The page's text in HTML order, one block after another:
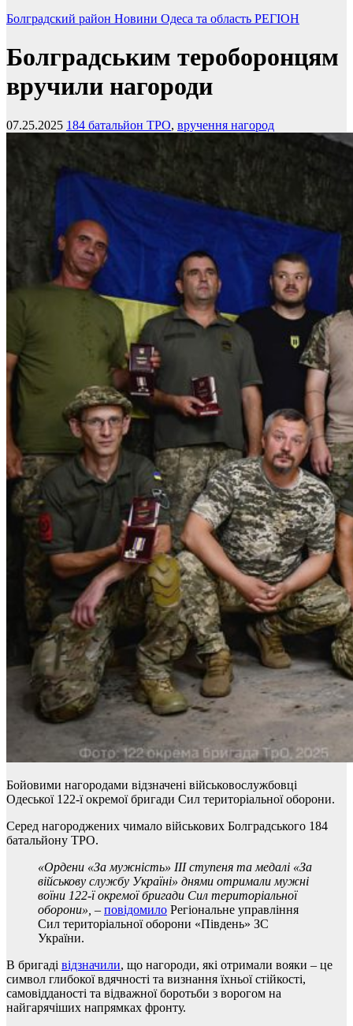
Болградский район Новини Одеса та область РЕГІОН
Болградським тероборонцям
вручили нагороди
07.25.2025 184 батальйон ТРО, вручення нагород
Бойовими нагородами відзначені військовослужбовці
Одеської 122-ї окремої бригади Сил територіальної оборони.
Серед нагороджених чимало військових Болградського 184
батальйону ТРО.
«Ордени «За мужність» III ступеня та медалі «За
військову службу Україні» днями отримали мужні
воїни 122-ї окремої бригади Сил територіальної
оборони», – повідомило Регіональне управління
Сил територіальної оборони «Південь» ЗС
України.
В бригаді відзначили, що нагороди, які отримали вояки – це
символ глибокої вдячності та визнання їхньої стійкості,
самовідданості та відважної боротьби з ворогом на
найгарячіших напрямках фронту.